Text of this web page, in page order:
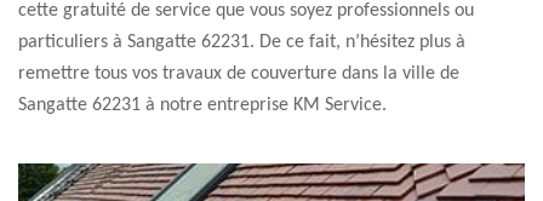
cette gratuité de service que vous soyez professionnels ou
particuliers à Sangatte 62231. De ce fait, n’hésitez plus à
remettre tous vos travaux de couverture dans la ville de
Sangatte 62231 à notre entreprise KM Service.